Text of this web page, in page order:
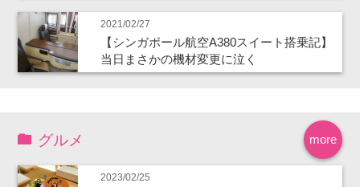
2021/02/27
【シンガポール航空A380スイート搭乗記】
当日まさかの機材変更に泣く
more
グルメ
2023/02/25